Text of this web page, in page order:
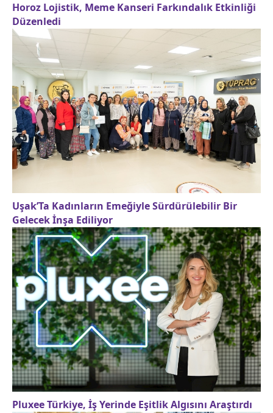
Horoz Lojistik, Meme Kanseri Farkındalık Etkinliği
Düzenledi
Uşak’Ta Kadınların Emeğiyle Sürdürülebilir Bir
Gelecek İnşa Ediliyor
Pluxee Türkiye, İş Yerinde Eşitlik Algısını Araştırdı